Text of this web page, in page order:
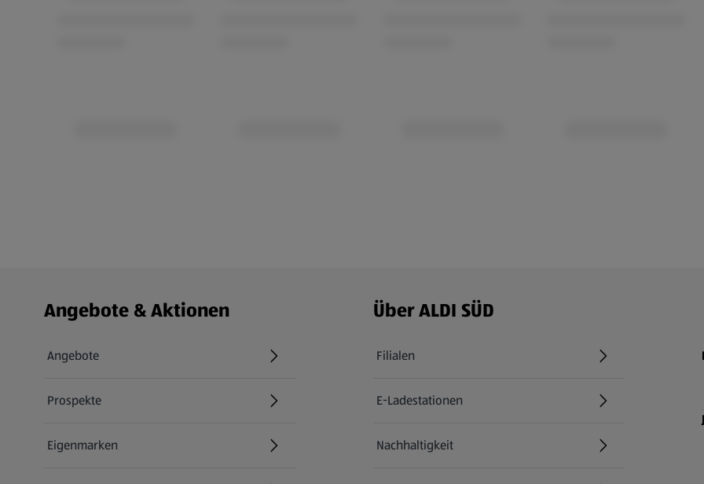
Fußzeilenmenü - weitere Links
Angebote & Aktionen
Angebote
Prospekte
Eigenmarken
Über ALDI SÜD
Filialen
E-Ladestationen
Nachhaltigkeit